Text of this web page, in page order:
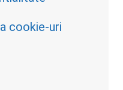
cookie-uri